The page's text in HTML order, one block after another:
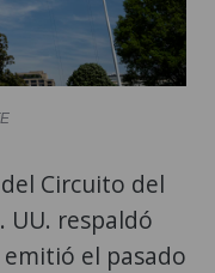
Circuito del
UU. respaldó
el pasado